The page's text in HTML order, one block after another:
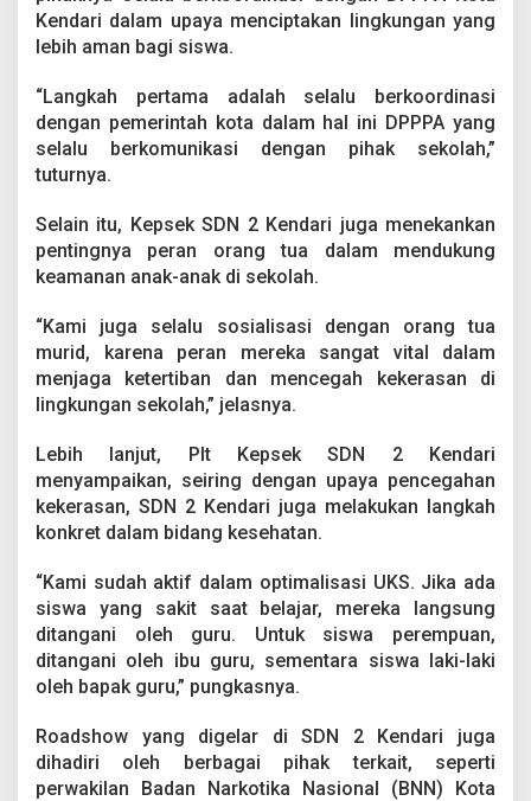
Kendari dalam upaya menciptakan lingkungan yang
lebih aman bagi siswa.
“Langkah pertama adalah selalu berkoordinasi
dengan pemerintah kota dalam hal ini DPPPA yang
selalu berkomunikasi dengan pihak sekolah,”
tuturnya.
Selain itu, Kepsek SDN 2 Kendari juga menekankan
pentingnya peran orang tua dalam mendukung
keamanan anak-anak di sekolah.
“Kami juga selalu sosialisasi dengan orang tua
murid, karena peran mereka sangat vital dalam
menjaga ketertiban dan mencegah kekerasan di
lingkungan sekolah,” jelasnya.
Lebih lanjut, Plt Kepsek SDN 2 Kendari
menyampaikan, seiring dengan upaya pencegahan
kekerasan, SDN 2 Kendari juga melakukan langkah
konkret dalam bidang kesehatan.
“Kami sudah aktif dalam optimalisasi UKS. Jika ada
siswa yang sakit saat belajar, mereka langsung
ditangani oleh guru. Untuk siswa perempuan,
ditangani oleh ibu guru, sementara siswa laki-laki
oleh bapak guru,” pungkasnya.
Roadshow yang digelar di SDN 2 Kendari juga
dihadiri oleh berbagai pihak terkait, seperti
perwakilan Badan Narkotika Nasional (BNN) Kota